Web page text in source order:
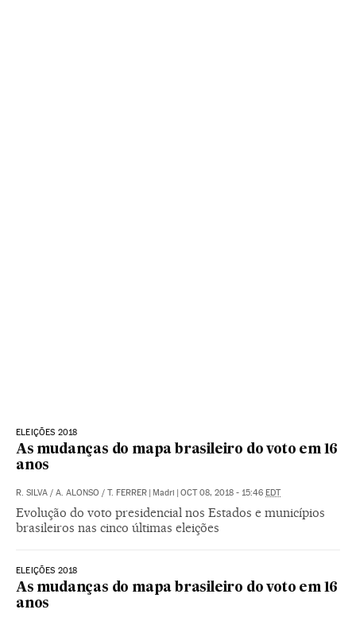
ELEIÇÕES 2018
As mudanças do mapa brasileiro do voto em 16
anos
R. SILVA / A. ALONSO / T. FERRER Madri OCT 08, 2018 - 15:46 EDT
Evolução do voto presidencial nos Estados e municípios
brasileiros nas cinco últimas eleições
ELEIÇÕES 2018
As mudanças do mapa brasileiro do voto em 16
anos